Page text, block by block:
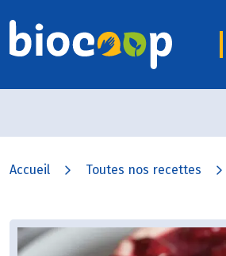
Accueil Toutes nos recettes